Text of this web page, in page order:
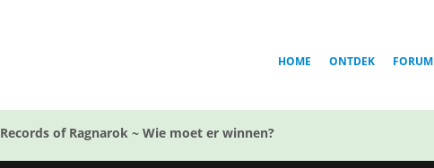
HOME ONTDEK FORUM
Records of Ragnarok ~ Wie moet er winnen?